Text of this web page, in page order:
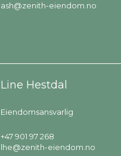
ash@zenith-eiendom.no
Line Hestdal
Eiendomsansvarlig
+47 901 97 268
lhe@zenith-eiendom.no